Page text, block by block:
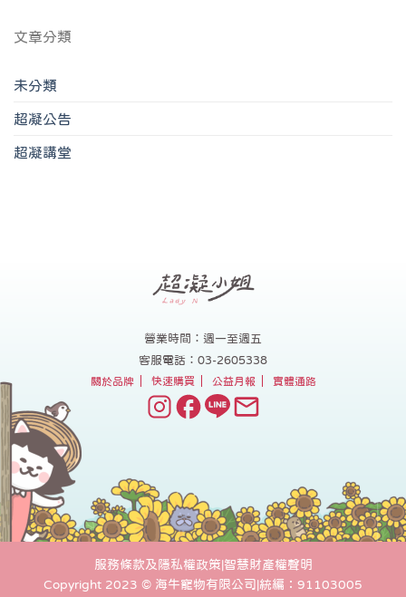
文章分類
未分類
超凝公告
超凝講堂
營業時間：週一至週五
客服電話：03-2605338
關於品牌 快速購買 公益月報 實體通路
Copyright 2023 © 海牛寵物有限公司 統編：91103005
服務條款及隱私權政策 智慧財產權聲明